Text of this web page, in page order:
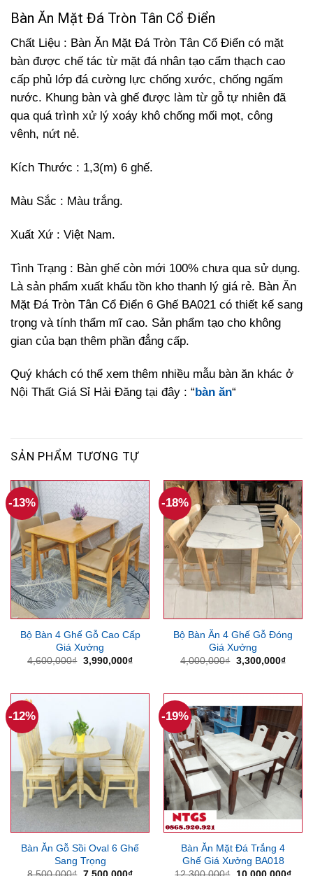
Bàn Ăn Mặt Đá Tròn Tân Cổ Điển
Chất Liệu : Bàn Ăn Mặt Đá Tròn Tân Cổ Điển có mặt
bàn được chế tác từ mặt đá nhân tạo cẩm thạch cao
cấp phủ lớp đá cường lực chống xước, chống ngấm
nước. Khung bàn và ghế được làm từ gỗ tự nhiên đã
qua quá trình xử lý xoáy khô chống mối mọt, công
vênh, nứt nẻ.
Kích Thước : 1,3(m) 6 ghế.
Màu Sắc : Màu trắng.
Xuất Xứ : Việt Nam.
Tình Trạng : Bàn ghế còn mới 100% chưa qua sử dụng.
Là sản phẩm xuất khẩu tồn kho thanh lý giá rẻ. Bàn Ăn
Mặt Đá Tròn Tân Cổ Điển 6 Ghế BA021 có thiết kế sang
trọng và tính thẩm mĩ cao. Sản phẩm tạo cho không
gian của bạn thêm phần đẳng cấp.
Quý khách có thể xem thêm nhiều mẫu bàn ăn khác ở
Nội Thất Giá Sỉ Hải Đăng tại đây : “ bàn ăn“
SẢN PHẨM TƯƠNG TỰ
-13%
Bộ Bàn 4 Ghế Gỗ Cao Cấp
Giá Xưởng
4,600,000₫ Giá
3,990,000₫Giá
3,990,000₫.
-18%
Bộ Bàn Ăn 4 Ghế Gỗ Đóng
Giá Xưởng
4,000,000₫ Giá
3,300,000₫Giá
-12%
Bàn Ăn Gỗ Sồi Oval 6 Ghế
Sang Trọng
Giá
Giá
-19%
Bàn Ăn Mặt Đá Trắng 4
Ghế Giá Xưởng BA018
Giá
Giá